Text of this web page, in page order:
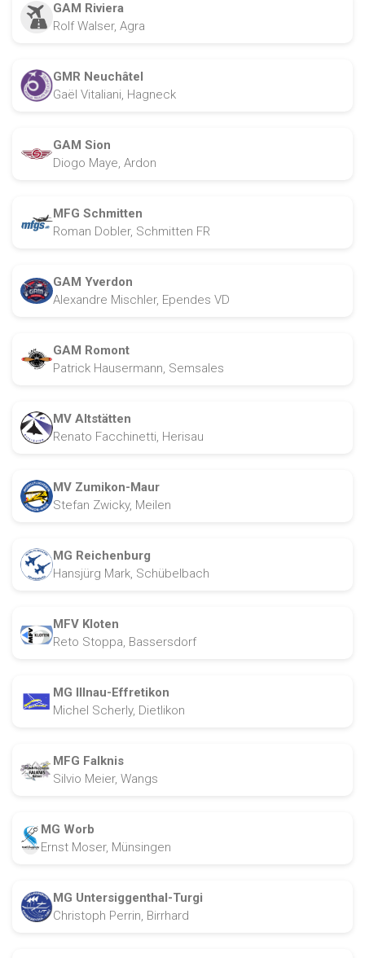
GAM Riviera
Rolf Walser, Agra
GMR Neuchâtel
Gaël Vitaliani, Hagneck
GAM Sion
Diogo Maye, Ardon
MFG Schmitten
Roman Dobler, Schmitten FR
GAM Yverdon
Alexandre Mischler, Ependes VD
GAM Romont
Patrick Hausermann, Semsales
MV Altstätten
Renato Facchinetti, Herisau
MV Zumikon-Maur
Stefan Zwicky, Meilen
MG Reichenburg
Hansjürg Mark, Schübelbach
MFV Kloten
Reto Stoppa, Bassersdorf
MG Illnau-Effretikon
Michel Scherly, Dietlikon
MFG Falknis
Silvio Meier, Wangs
MG Worb
Ernst Moser, Münsingen
MG Untersiggenthal-Turgi
Christoph Perrin, Birrhard